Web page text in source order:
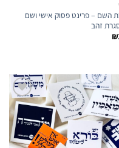
השם – פרינט פסוק אישי ושם
זהב
₪
הוספה
לרשימת
המועדפים